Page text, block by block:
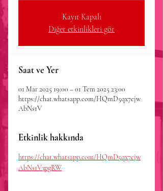
Kayıt Kapalı
Diğer etkinlikleri gör
Saat ve Yer
01 Mar 2025 19:00 – 01 Tem 2025 23:00
https://chat.whatsapp.com/HQmD5qx7ejw
AbNs1V
Etkinlik hakkında
https://chat.whatsapp.com/HQmD5qx7ejw
AbNs1V3pgRW